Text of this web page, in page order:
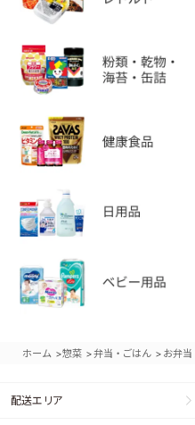
ホーム >惣菜 >弁当・ごはん > お弁当
配送エリア